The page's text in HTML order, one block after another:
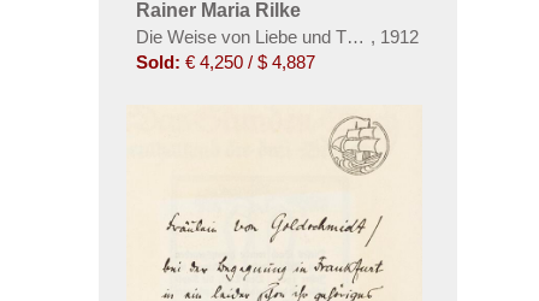
Rainer Maria Rilke
Die Weise von Liebe und Tod des Cornets
, 1912
Sold: € 4,250 / $ 4,887